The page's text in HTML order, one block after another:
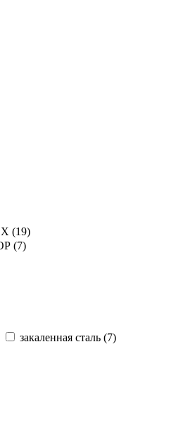
(19)
(7)
закаленная сталь (7)